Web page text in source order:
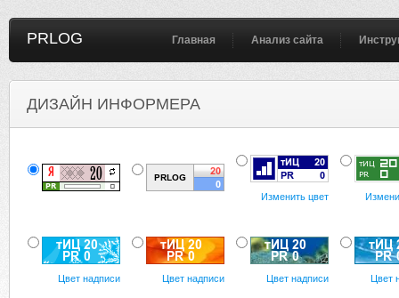
PRLOG Главная Анализ сайта
ДИЗАЙН ИНФОРМЕРА
Изменить цвет
Цвет надписи Цвет надписи Цвет надписи Цвет